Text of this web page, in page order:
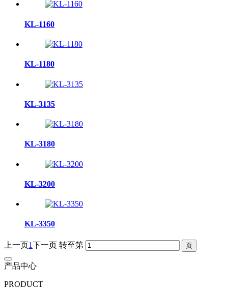
KL-1160
KL-1180
KL-3135
KL-3180
KL-3200
KL-3350
上一页1下一页 转至第
产品中心
PRODUCT